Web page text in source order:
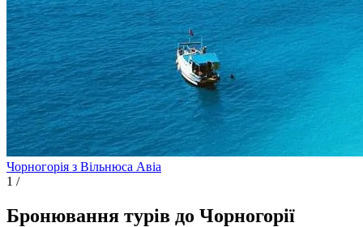
Чорногорія з Вільнюса Авіа
1 /
Бронювання турів до Чорногорії